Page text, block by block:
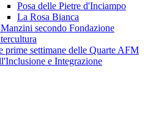
Posa delle Pietre d'Inciampo
La Rosa Bianca
secondo Fondazione
prime settimane delle Quarte AFM
e Integrazione